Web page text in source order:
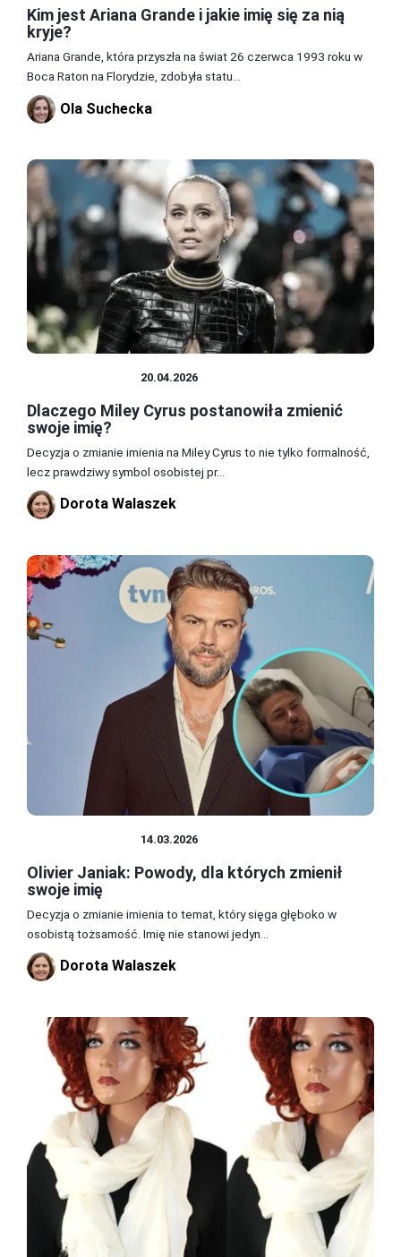
Kim jest Ariana Grande i jakie imię się za nią
kryje?
Ariana Grande, która przyszła na świat 26 czerwca 1993 roku w
Boca Raton na Florydzie, zdobyła statu...
Ola Suchecka
20.04.2026
Dlaczego Miley Cyrus postanowiła zmienić
swoje imię?
Decyzja o zmianie imienia na Miley Cyrus to nie tylko formalność,
lecz prawdziwy symbol osobistej pr...
Dorota Walaszek
14.03.2026
Olivier Janiak: Powody, dla których zmienił
swoje imię
Decyzja o zmianie imienia to temat, który sięga głęboko w
osobistą tożsamość. Imię nie stanowi jedyn...
Dorota Walaszek